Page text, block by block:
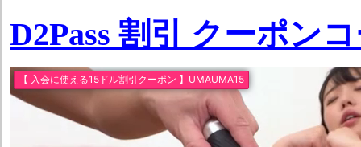
D2Pass 割引 クーポン